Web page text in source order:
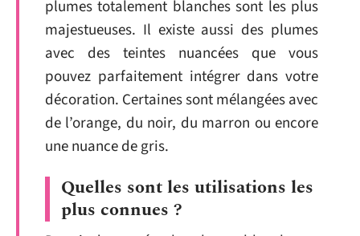
plumes totalement blanches sont les plus
majestueuses. Il existe aussi des plumes
avec des teintes nuancées que vous
pouvez parfaitement intégrer dans votre
décoration. Certaines sont mélangées avec
de l’orange, du noir, du marron ou encore
une nuance de gris.
Quelles sont les utilisations les
plus connues ?